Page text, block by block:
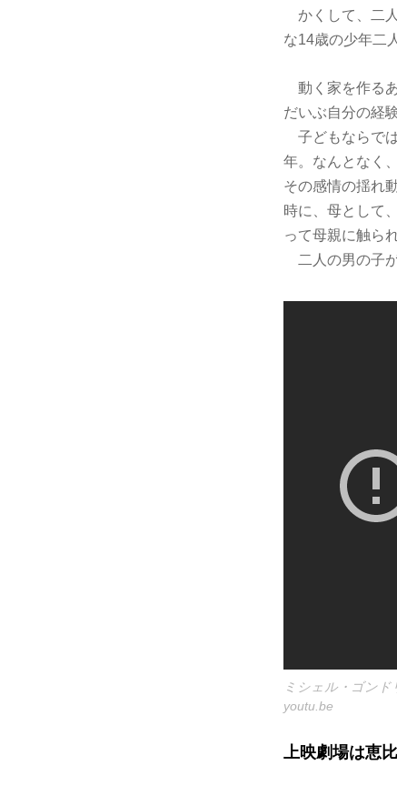
かくして、二
な14歳の少年二
動く家を作る
だいぶ自分の経
子どもならで
年。なんとなく
その感情の揺れ
時に、母として
って母親に触ら
二人の男の子
ミシェル・ゴンド
youtu.be
上映劇場は恵